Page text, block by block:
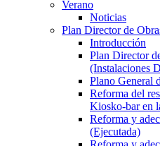
Verano
Noticias
Plan Director de
Introducción
Plan Director
(Instalaciones
Plano General
Reforma del
Kiosko-bar en
Reforma y
(Ejecutada)